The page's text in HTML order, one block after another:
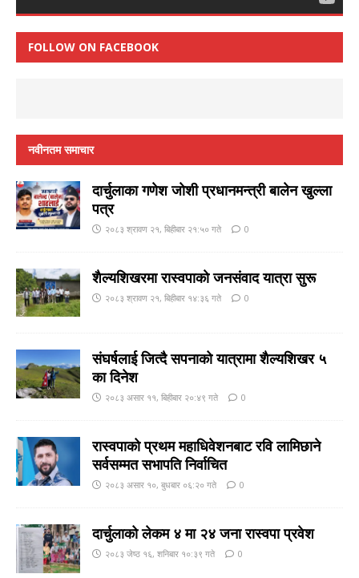
FOLLOW ON FACEBOOK
नवीनतम समाचार
दार्चुलाका गणेश जाेशी प्रधानमन्त्री बालेन खुल्ला
पत्र
२०८३ श्रावण २१, बिहीबार २१:५० गते 0
शैल्यशिखरमा रास्वपाकाे जनसंवाद यात्रा सुरू
२०८३ श्रावण २१, बिहीबार १४:३६ गते 0
संघर्षलाई जित्दै सपनाको यात्रामा शैल्यशिखर ५
का दिनेश
२०८३ असार ११, बिहीबार २०:४९ गते 0
रास्वपाको प्रथम महाधिवेशनबाट रवि लामिछाने
सर्वसम्मत सभापति निर्वाचित
२०८३ असार १०, बुधबार ०६:२० गते 0
दार्चुलाको लेकम ४ मा २४ जना रास्वपा प्रवेश
२०८३ जेष्ठ १६, शनिबार १०:३९ गते 0